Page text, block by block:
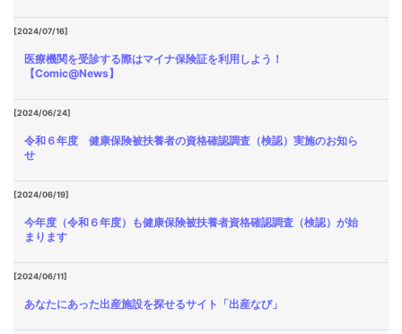
[2024/07/16]
医療機関を受診する際はマイナ保険証を利用しよう！
【Comic@News】
[2024/06/24]
令和６年度 健康保険被扶養者の資格確認調査（検認）実施のお知ら
せ
[2024/06/19]
今年度（令和６年度）も健康保険被扶養者資格確認調査（検認）が始
まります
[2024/06/11]
あなたにあった出産施設を探せるサイト「出産なび」